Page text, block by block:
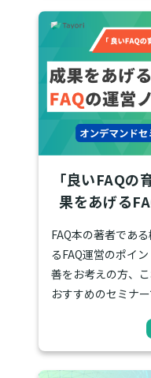
「良いFAQ
果をあげる
FAQ本の著者であ
るFAQ運営のポイ
善をお考えの方、
おすすめのセミナー